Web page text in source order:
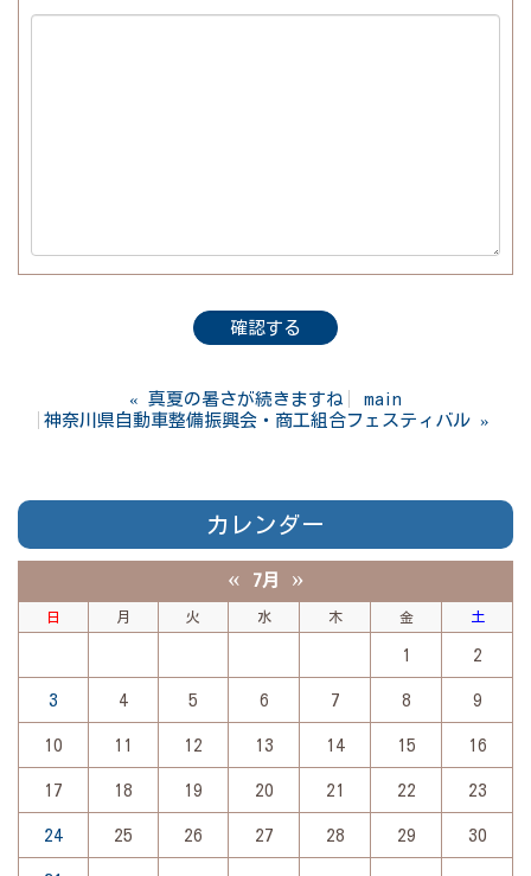
« 真夏の暑さが続きますね
main
神奈川県自動車整備振興会・商工組合フェスティバル»
カレンダー
« 7月 »
日 月 火 水 木 金 土
1 2
3 4 5 6 7 8 9
10 11 12 13 14 15 16
17 18 19 20 21 22 23
24 25 26 27 28 29 30